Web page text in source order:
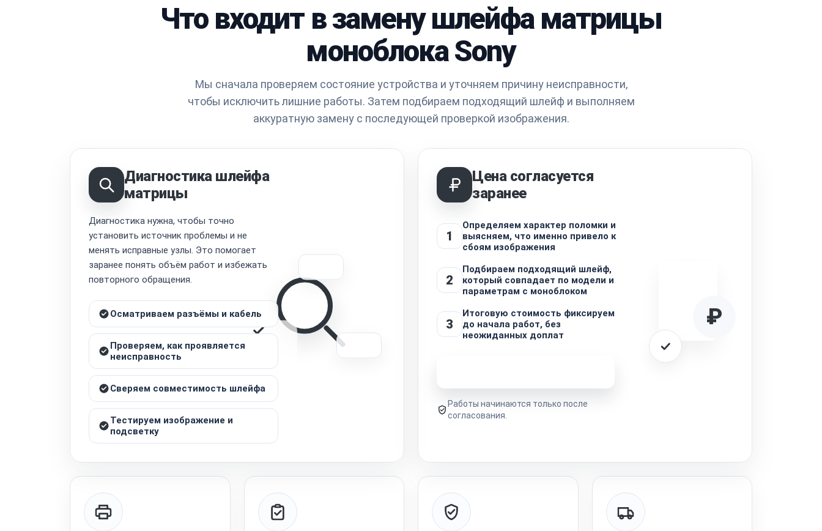
Что входит в замену шлейфа матрицы
моноблока Sony
Мы сначала проверяем состояние устройства и уточняем причину неисправности,
чтобы исключить лишние работы. Затем подбираем подходящий шлейф и выполняем
аккуратную замену с последующей проверкой изображения.
Диагностика шлейфа
матрицы
Диагностика нужна, чтобы точно
установить источник проблемы и не
менять исправные узлы. Это помогает
заранее понять объём работ и избежать
повторного обращения.
Осматриваем разъёмы и кабель
Проверяем, как проявляется
неисправность
Сверяем совместимость шлейфа
Тестируем изображение и
подсветку
Цена согласуется
заранее
1
Определяем характер поломки и
выясняем, что именно привело к
сбоям изображения
2
Подбираем подходящий шлейф,
который совпадает по модели и
параметрам с моноблоком
3
Итоговую стоимость фиксируем
до начала работ, без
неожиданных доплат
Работы начинаются только после
согласования.
₽